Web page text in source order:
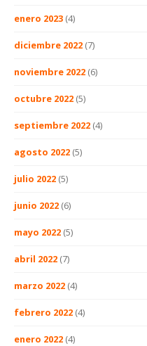
enero 2023 (4)
diciembre 2022 (7)
noviembre 2022 (6)
octubre 2022 (5)
septiembre 2022 (4)
agosto 2022 (5)
julio 2022 (5)
junio 2022 (6)
mayo 2022 (5)
abril 2022 (7)
marzo 2022 (4)
febrero 2022 (4)
enero 2022 (4)